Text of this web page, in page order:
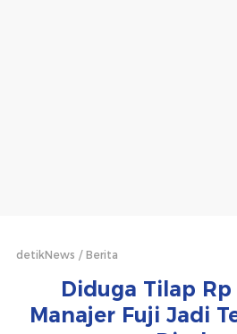
detikNews Berita
Diduga Tilap Rp
Manajer Fuji Jadi